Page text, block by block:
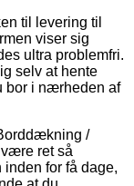
til levering til
viser sig
ultra problemfri.
selv at hente
bor i nærheden af
/
ret så
for få dage,